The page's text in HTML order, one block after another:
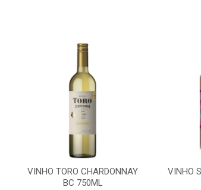
VINHO TORO CHARDONNAY
BC 750ML
VINHO